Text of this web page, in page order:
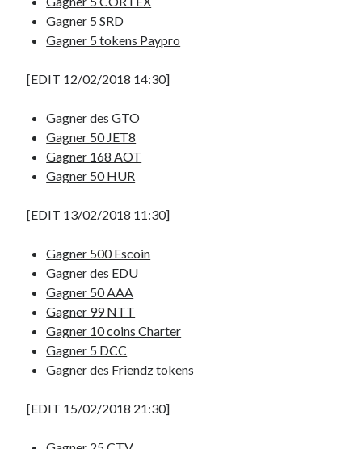
Gagner 5 SRD
Gagner 5 tokens Paypro
[EDIT 12/02/2018 14:30]
Gagner des GTO
Gagner 50 JET8
Gagner 168 AOT
Gagner 50 HUR
[EDIT 13/02/2018 11:30]
Gagner 500 Escoin
Gagner des EDU
Gagner 50 AAA
Gagner 99 NTT
Gagner 10 coins Charter
Gagner 5 DCC
Gagner des Friendz tokens
[EDIT 15/02/2018 21:30]